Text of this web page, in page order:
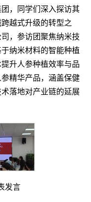
，同学们深入探访其
越式升级的转型之
，参访团聚焦纳米技
纳米材料的智能种植
升人参种植效率与品
精华产品，涵盖保健
落地对产业链的延展
发言